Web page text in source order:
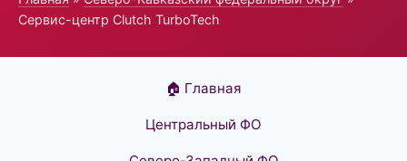
Сервис-центр Clutch TurboTech
🏠 Главная
Центральный ФО